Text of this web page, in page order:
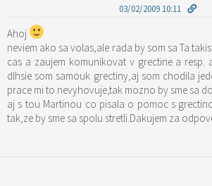
03/02/2009 10:11
Ahoj
neviem ako sa volas,ale rada by som sa Ta
cas a zaujem komunikovat v grectine a resp.
dlhsie som samouk grectiny,aj som chodila
prace mi to nevyhovuje,tak mozno by sme sa
aj s tou Martinou co pisala o pomoc s
tak,ze by sme sa spolu stretli.Dakujem za